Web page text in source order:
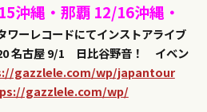
沖縄・那覇 12/16沖縄・
ワーレコードにてインストアライブ
名古屋9/1 日比谷野音！
イベン
gazzlele.com/wp/japantour
gazzlele.com/wp/